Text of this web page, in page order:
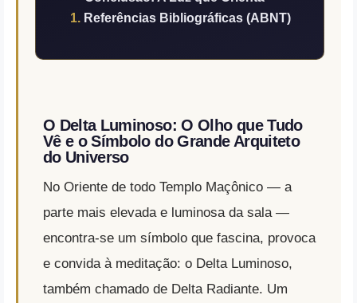
Referências Bibliográficas (ABNT)
O Delta Luminoso: O Olho que Tudo
Vê e o Símbolo do Grande Arquiteto
do Universo
No Oriente de todo Templo Maçônico — a
parte mais elevada e luminosa da sala —
encontra-se um símbolo que fascina, provoca
e convida à meditação: o Delta Luminoso,
também chamado de Delta Radiante. Um